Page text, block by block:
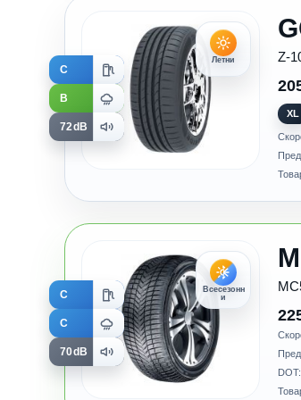
Летни Z-
C
B
72dB
XL
Всесезонн
и
C
C
70dB